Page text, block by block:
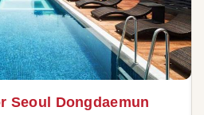
Seoul Dongdaemun